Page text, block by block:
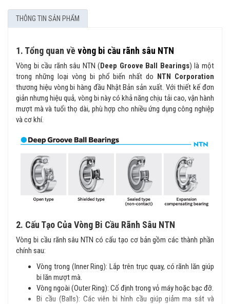
THÔNG TIN SẢN PHẨM
1. Tổng quan về vòng bi cầu rãnh sâu NTN
Vòng bi cầu rãnh sâu NTN (Deep Groove Ball Bearings) là một
trong những loại vòng bi phổ biến nhất do NTN Corporation
thương hiệu vòng bi hàng đầu Nhật Bản sản xuất. Với thiết kế đơn
giản nhưng hiệu quả, vòng bi này có khả năng chịu tải cao, vận hành
mượt mà và tuổi thọ dài, phù hợp cho nhiều ứng dụng công nghiệp
và cơ khí.
2. Cấu Tạo Của Vòng Bi Cầu Rãnh Sâu NTN
Vòng bi cầu rãnh sâu NTN có cấu tạo cơ bản gồm các thành phần
chính sau:
Vòng trong (Inner Ring): Lắp trên trục quay, có rãnh lăn giúp
bi lăn mượt mà.
Vòng ngoài (Outer Ring): Cố định trong vỏ máy hoặc bạc đỡ.
Bi cầu (Balls): Các viên bi hình cầu giúp giảm ma sát và